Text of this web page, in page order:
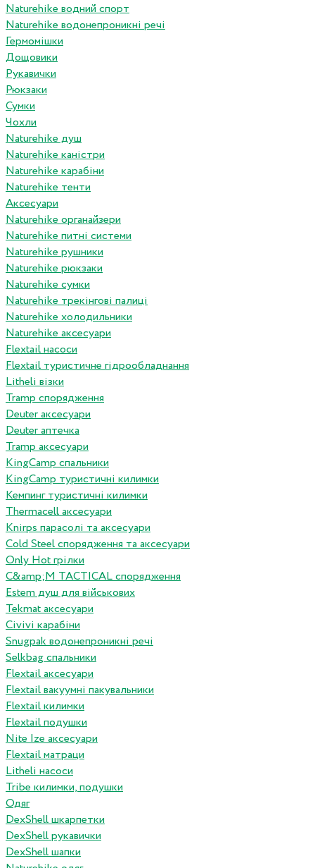
Naturehike водний спорт
Naturehike водонепроникні речі
Гермомішки
Дощовики
Рукавички
Рюкзаки
Сумки
Чохли
Naturehike душ
Naturehike каністри
Naturehike карабіни
Naturehike тенти
Аксесуари
Naturehike органайзери
Naturehike питні системи
Naturehike рушники
Naturehike рюкзаки
Naturehike сумки
Naturehike трекінгові палиці
Naturehike холодильники
Naturehike аксесуари
Flextail насоси
Flextail туристичне гідрообладнання
Litheli візки
Tramp спорядження
Deuter аксесуари
Deuter аптечка
Tramp аксесуари
KingCamp спальники
KingCamp туристичні килимки
Кемпинг туристичні килимки
Thermacell аксесуари
Knirps парасолі та аксесуари
Cold Steel спорядження та аксесуари
Only Hot грілки
C&amp;M TACTICAL спорядження
Estem душ для військових
Tekmat аксесуари
Сivivi карабіни
Snugpak водонепроникні речі
Selkbag спальники
Flextail аксесуари
Flextail вакуумні пакувальники
Flextail килимки
Flextail подушки
Nite Ize аксесуари
Flextail матраци
Litheli насоси
Tribe килимки, подушки
Одяг
DexShell шкарпетки
DexShell рукавички
DexShell шапки